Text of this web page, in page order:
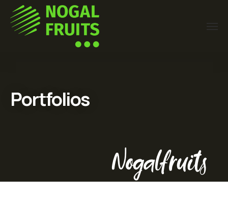
Portfolios
Nogalfruits